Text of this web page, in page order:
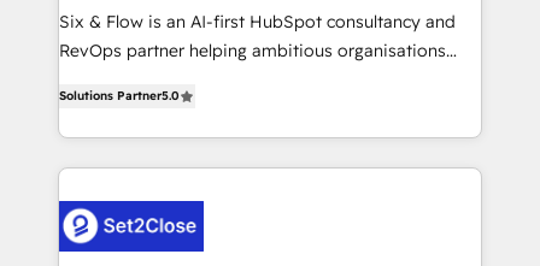
reconocimiento del ecosistema. Elite Solutions
Partner, el nivel más alto. +700 clientes
Hospital ABC, Hogares Unión, Yves Rocher,
MacStore, Café Britt, Bella Piel, confiaron en
respuestas para empezar. Te ayudamos a identificar
el primer caso de uso que más impacto te dará.
Six & Flow is an AI-first HubSpot consultancy and
RevOps partner helping ambitious organisations
Operating across the UK, Netherlands, Ireland, and
Canada, we’ve delivered thousands of successful
HubSpot projects for mid-market and enterprise
combine HubSpot, data, and AI to design connected
go-to-market systems that align people, process,
Solutions Partner5.0